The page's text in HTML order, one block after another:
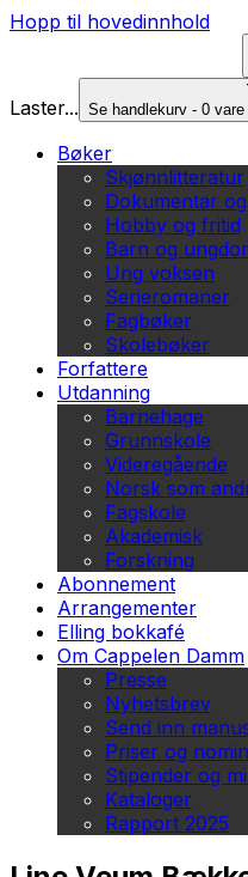
Hopp til hovedinnhold
Laster... Se handlekurv - 0 vare
Bøker
Skjønnlitteratur
Dokumentar
Hobby og fritid
Barn og
Ung voksen
Serieromaner
Fagbøker
Skolebøker
Forfattere
Utdanning
Barnehage
Grunnskole
Videregående
Norsk som
Fagskole
Akademisk
Forskning
Abonnement
Arrangementer
Elling bokkafé
Om Cappelen Damm
Presse
Nyhetsbrev
Send inn
Priser og
Stipender og
Kataloger
Rapport 2025